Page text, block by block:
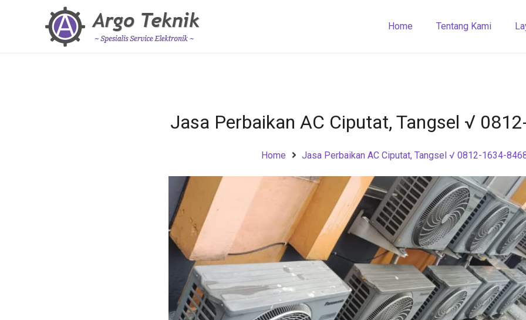
Home Tentang Kami
Jasa Perbaikan AC Ciputat, Tangsel √
Home Jasa Perbaikan AC Ciputat, Tangsel √ 0812-1634-